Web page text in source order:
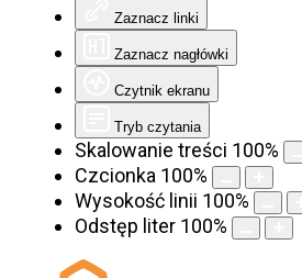
Zaznacz linki
Zaznacz nagłówki
Czytnik ekranu
Tryb czytania
Skalowanie treści 100%
Czcionka 100%
Wysokość linii 100%
Odstęp liter 100%